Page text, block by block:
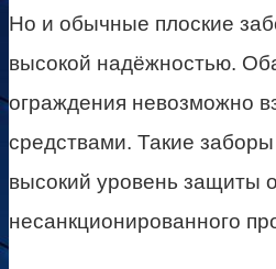
Но и обычные плоские
высокой надёжностью.
ограждения невозможно
средствами. Такие
высокий уровень защиты
несанкционированного